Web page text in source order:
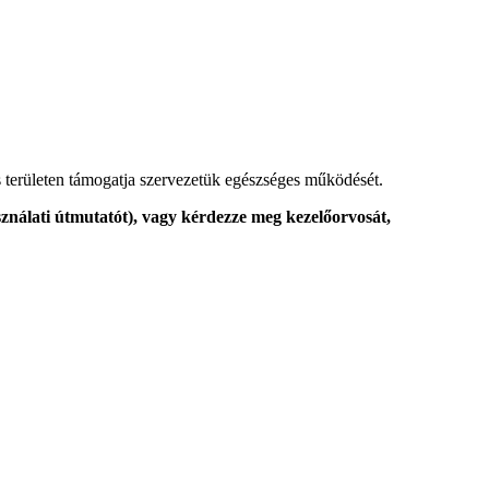
támogatja szervezetük egészséges működését.
útmutatót), vagy kérdezze meg kezelőorvosát,